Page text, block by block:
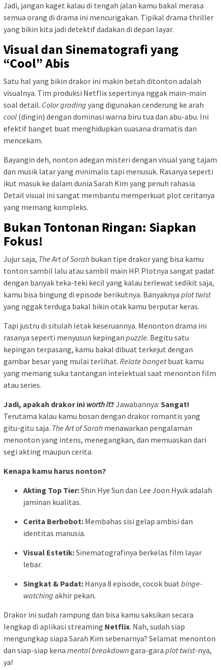
Jadi, jangan kaget kalau di tengah jalan kamu bakal merasa
semua orang di drama ini mencurigakan. Tipikal drama thriller
yang bikin kita jadi detektif dadakan di depan layar.
Visual dan Sinematografi yang
“Cool” Abis
Satu hal yang bikin drakor ini makin betah ditonton adalah
visualnya. Tim produksi Netflix sepertinya nggak main-main
soal detail. Color grading yang digunakan cenderung ke arah
cool (dingin) dengan dominasi warna biru tua dan abu-abu. Ini
efektif banget buat menghidupkan suasana dramatis dan
mencekam.
Bayangin deh, nonton adegan misteri dengan visual yang tajam
dan musik latar yang minimalis tapi menusuk. Rasanya seperti
ikut masuk ke dalam dunia Sarah Kim yang penuh rahasia.
Detail visual ini sangat membantu memperkuat plot ceritanya
yang memang kompleks.
Bukan Tontonan Ringan: Siapkan
Fokus!
Jujur saja, The Art of Sarah bukan tipe drakor yang bisa kamu
tonton sambil lalu atau sambil main HP. Plotnya sangat padat
dengan banyak teka-teki kecil yang kalau terlewat sedikit saja,
kamu bisa bingung di episode berikutnya. Banyaknya plot twist
yang nggak terduga bakal bikin otak kamu berputar keras.
Tapi justru di situlah letak keseruannya. Menonton drama ini
rasanya seperti menyusun kepingan puzzle. Begitu satu
kepingan terpasang, kamu bakal dibuat terkejut dengan
gambar besar yang mulai terlihat. Relate bangetbuat kamu
yang memang suka tantangan intelektual saat menonton film
atau series.
Jadi, apakah drakor ini worth it? Jawabannya: Sangat!
Terutama kalau kamu bosan dengan drakor romantis yang
gitu-gitu saja. The Art of Sarah menawarkan pengalaman
menonton yang intens, menegangkan, dan memuaskan dari
segi akting maupun cerita.
Kenapa kamu harus nonton?
Akting Top Tier:Shin Hye Sun dan Lee Joon Hyuk adalah
jaminan kualitas.
Cerita Berbobot: Membahas sisi gelap ambisi dan
identitas manusia.
Visual Estetik:Sinematografinya berkelas film layar
lebar.
Singkat & Padat: Hanya 8 episode, cocok buat binge-
watching akhir pekan.
Drakor ini sudah rampung dan bisa kamu saksikan secara
lengkap di aplikasi streaming Netflix. Nah, sudah siap
mengungkap siapa Sarah Kim sebenarnya? Selamat menonton
dan siap-siap kena mental breakdowngara-gara plot twist-nya,
ya!